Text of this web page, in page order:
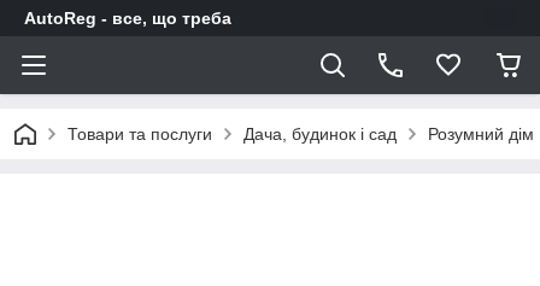
AutoReg - все, що треба
Товари та послуги Дача, будинок і сад Розумний дім